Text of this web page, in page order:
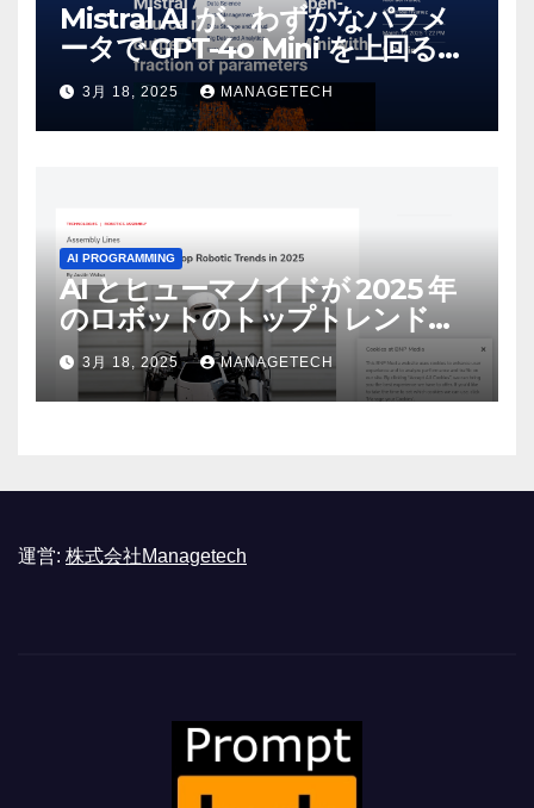
Mistral AI が、わずかなパラメ
ータで GPT-4o Mini を上回る新
しいオープンソース モデルをリ
リース | VentureBeat
3月 18, 2025 MANAGETECH
AI PROGRAMMING
AI とヒューマノイドが 2025 年
のロボットのトップトレンドに |
ASSEMBLY
3月 18, 2025 MANAGETECH
運営: 株式会社Managetech